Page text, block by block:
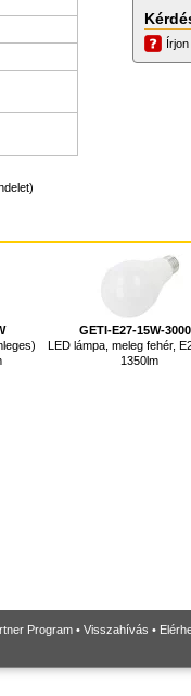
GETI-E27-15W-
LED lámpa, meleg fehér,
1350lm
Program • Visszahívás •